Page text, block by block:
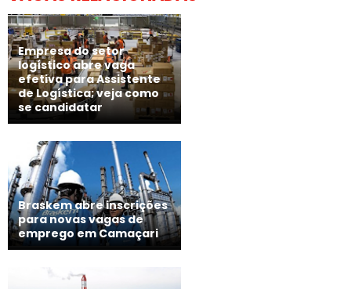
Empresa do setor
logístico abre vaga
efetiva para Assistente
de Logística; veja como
se candidatar
Braskem abre inscrições
para novas vagas de
emprego em Camaçari